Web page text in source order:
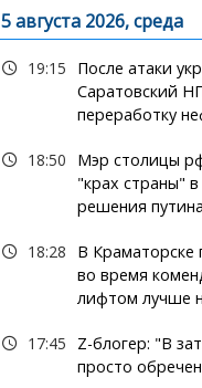
5 августа 2026, среда
19:15
После атаки
Саратовский
переработку
18:50
Мэр столицы
"крах страны"
решения путина
18:28
В Краматорске
во время
лифтом лучше
17:45
Z-блогер: "В
просто